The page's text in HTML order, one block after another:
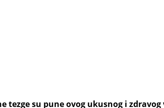
su pune ovog ukusnog i